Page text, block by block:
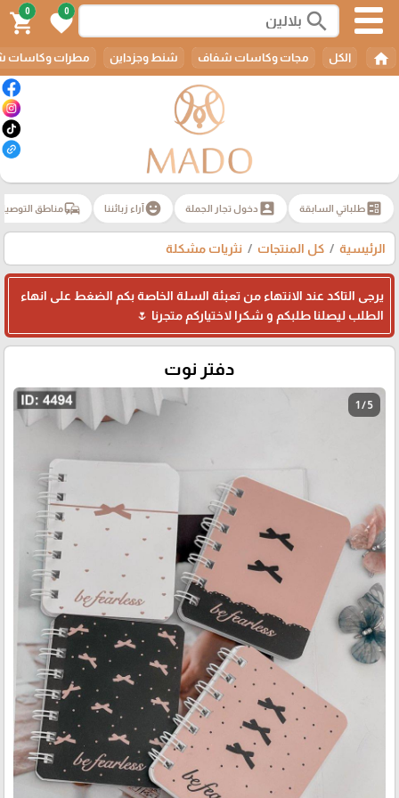
search
0
favorite
0
shopping_cart
home الكل مجات وكاسات شفاف شنط وجزداين مطرات وكاسات
ballotطلباتي السابقة account_box دخول تجار الجملة emoji_emotionsآراء زبائننا commuteمناطق
الرئيسية كل المنتجات نثريات مشكلة
يرجى التاكد عند الانتهاء من تعبئة السلة الخاصة بكم الضغط على انهاء
الطلب ليصلنا طلبكم و شكرا لاختياركم متجرنا 🌷
دفتر نوت
1 / 5